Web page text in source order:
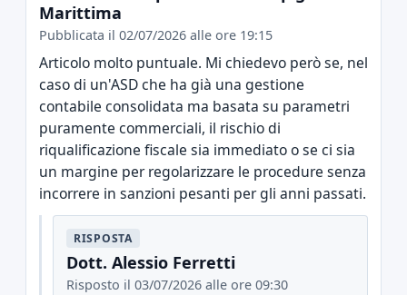
Marittima
Pubblicata il 02/07/2026 alle ore 19:15
Articolo molto puntuale. Mi chiedevo però se, nel
caso di un'ASD che ha già una gestione
contabile consolidata ma basata su parametri
puramente commerciali, il rischio di
riqualificazione fiscale sia immediato o se ci sia
un margine per regolarizzare le procedure senza
incorrere in sanzioni pesanti per gli anni passati.
RISPOSTA
Dott. Alessio Ferretti
Risposto il 03/07/2026 alle ore 09:30